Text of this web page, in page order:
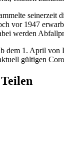
seinerzeit
vor 1947
werden
dem 1. April
gültigen